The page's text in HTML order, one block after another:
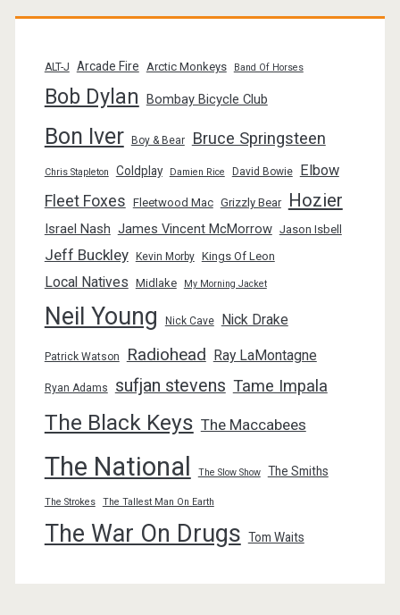
ALT-J Arcade Fire Arctic Monkeys Band Of Horses
Bob Dylan Bombay Bicycle Club
Bon Iver Boy & Bear Bruce Springsteen
Chris Stapleton Coldplay Damien Rice David Bowie Elbow
Fleet Foxes Fleetwood Mac Grizzly Bear Hozier
Israel Nash James Vincent McMorrow Jason Isbell
Jeff Buckley Kevin Morby Kings Of Leon
Local Natives Midlake My Morning Jacket
Neil Young Nick Cave Nick Drake
Patrick Watson Radiohead Ray LaMontagne
Ryan Adams sufjan stevens Tame Impala
The Black Keys The Maccabees
The National The Slow Show The Smiths
The Strokes The Tallest Man On Earth
The War On Drugs Tom Waits